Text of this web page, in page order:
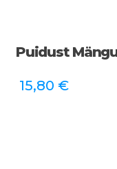
Puidust
15,80 €